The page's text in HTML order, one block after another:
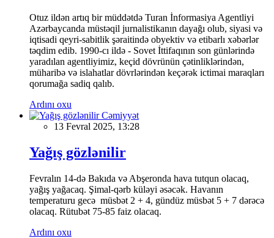
Otuz ildən artıq bir müddətdə Turan İnformasiya Agentliyi
Azərbaycanda müstəqil jurnalistikanın dayağı olub, siyasi və
iqtisadi qeyri-sabitlik şəraitində obyektiv və etibarlı xəbərlər
təqdim edib. 1990-cı ildə - Sovet İttifaqının son günlərində
yaradılan agentliyimiz, keçid dövrünün çətinliklərindən,
müharibə və islahatlar dövrlərindən keçərək ictimai maraqları
qorumağa sadiq qalıb.
Ardını oxu
Cəmiyyət
13 Fevral 2025, 13:28
Yağış gözlənilir
Fevralın 14-də Bakıda və Abşeronda hava tutqun olacaq,
yağış yağacaq. Şimal-qərb küləyi əsəcək. Havanın
temperaturu gecə müsbət 2 + 4, gündüz müsbət 5 + 7 dərəcə
olacaq. Rütubət 75-85 faiz olacaq.
Ardını oxu